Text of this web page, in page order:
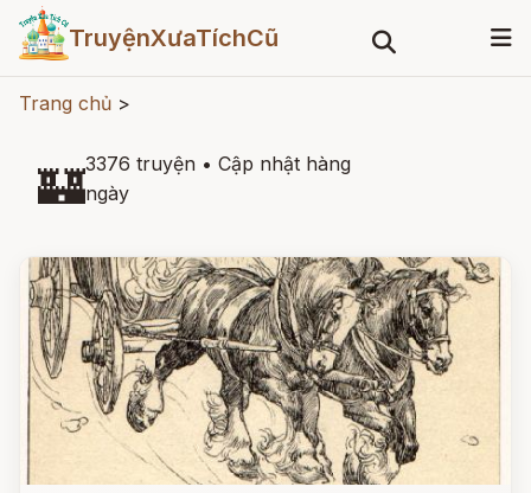
TruyệnXưaTíchCũ
Trang chủ >
🏰3376 truyện • Cập nhật hàng
ngày